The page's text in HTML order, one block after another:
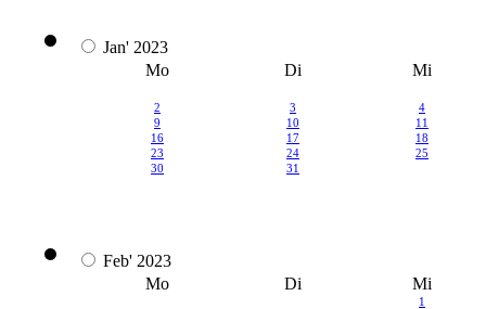
Jan' 2023
Mo
Di Mi
2 3
4
9
10
11
16
17
18
23
24
25
30
31
Feb' 2023
Mo
Di Mi
1